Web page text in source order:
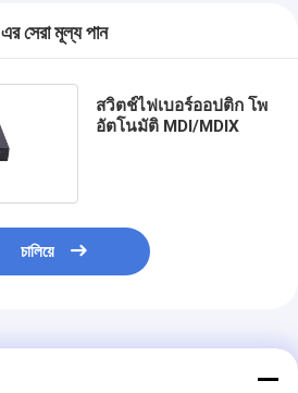
এর সেরা মূল্য পান
สวิตช์ไฟเบอร์ออปติก โพ
อัตโนมัติ MDI/MDIX
চালিয়ে